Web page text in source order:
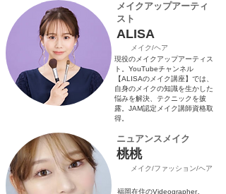
メイクアップアーティ
スト
ALISA
​メイク/ヘア
現役のメイクアップアーティス
ト。YouTubeチャンネル
【ALISAのメイク講座】では、
自身のメイクの知識を生かした
悩みを解決、テクニックを披
露。JAM認定メイク講師資格取
得。
​ニュアンスメイク
桃桃
​メイク/ファッション/ヘア
福岡在住のVideographer。